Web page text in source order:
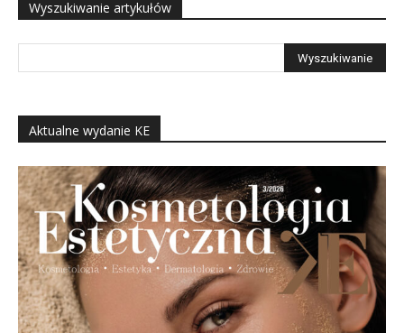
Wyszukiwanie artykułów
Aktualne wydanie KE